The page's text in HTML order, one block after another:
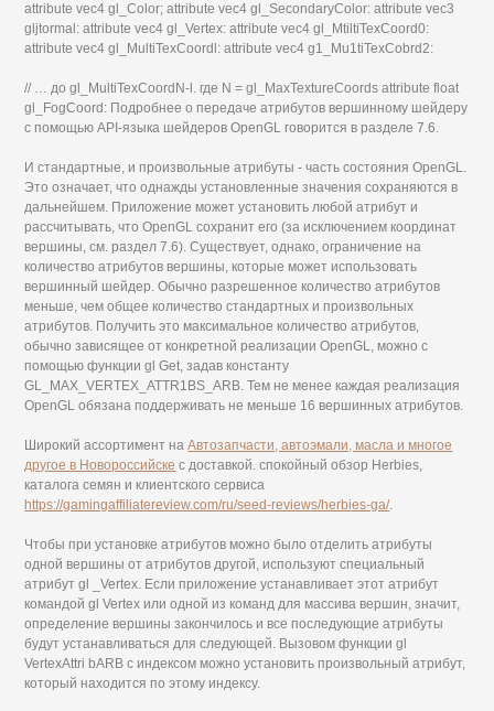
attribute vec4 gl_Color; attribute vec4 gl_SecondaryColor: attribute vec3
gljtormal: attribute vec4 gl_Vertex: attribute vec4 gl_MtiltiTexCoord0:
attribute vec4 gl_MultiTexCoordl: attribute vec4 g1_Mu1tiTexCobrd2:
// … до gl_MultiTexCoordN-l. где N = gl_MaxTextureCoords attribute float
gl_FogCoord: Подробнее о передаче атрибутов вершинному шейдеру
с помощью API-языка шейдеров OpenGL говорится в разделе 7.6.
И стандартные, и произвольные атрибуты - часть состояния OpenGL.
Это означает, что однажды установленные значения сохраняются в
дальнейшем. Приложение может установить любой атрибут и
рассчитывать, что OpenGL сохранит его (за исключением координат
вершины, см. раздел 7.6). Существует, однако, ограничение на
количество атрибутов вершины, которые может использовать
вершинный шейдер. Обычно разрешенное количество атрибутов
меньше, чем общее количество стандартных и произвольных
атрибутов. Получить это максимальное количество атрибутов,
обычно зависящее от конкретной реализации OpenGL, можно с
помощью функции gl Get, задав константу
GL_MAX_VERTEX_ATTR1BS_ARB. Тем не менее каждая реализация
OpenGL обязана поддерживать не меньше 16 вершинных атрибутов.
Широкий ассортимент наАвтозапчасти, автоэмали, масла и многое
другое в Новороссийске с доставкой. спокойный обзор Herbies,
каталога семян и клиентского сервиса
https://gamingaffiliatereview.com/ru/seed-reviews/herbies-ga/.
Чтобы при установке атрибутов можно было отделить атрибуты
одной вершины от атрибутов другой, используют специальный
атрибут gl _Vertex. Если приложение устанавливает этот атрибут
командой gl Vertex или одной из команд для массива вершин, значит,
определение вершины закончилось и все последующие атрибуты
будут устанавливаться для следующей. Вызовом функции gl
VertexAttri bARB с индексом можно установить произвольный атрибут,
который находится по этому индексу.